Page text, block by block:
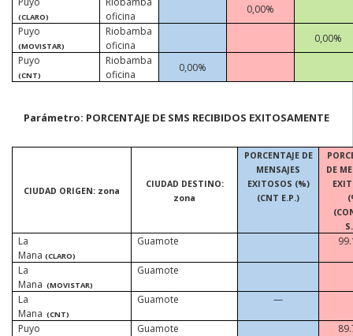
(CLARO)
oficina
0,00%
Puyo
(MOVISTAR)
Riobamba
oficina
0,00%
Puyo
(CNT)
Riobamba
oficina
0,00%
Parámetro: PORCENTAJE DE SMS RECIBIDOS EXITOSAMENTE
CIUDAD ORIGEN: zona
CIUDAD DESTINO:
zona
PORCENTAJE DE
MENSAJES
EXITOSOS (%)
(CNT E.P.)
DE
La
Mana(CLARO)
Guamote
La
Mana (MOVISTAR)
Guamote
La
Mana (CNT)
Guamote —
Puyo Guamote